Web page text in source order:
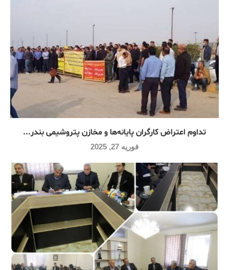
تداوم اعتراض کارگران پایانه‌ها و مخازن پتروشیمی بندر...
فوریه 27, 2025